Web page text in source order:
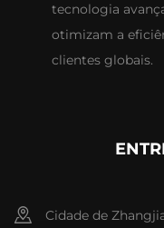
tecnologia
otimizam a
clientes globais.
Cidade de